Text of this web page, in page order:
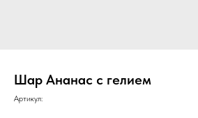
Шар Ананас с гелием
Артикул: